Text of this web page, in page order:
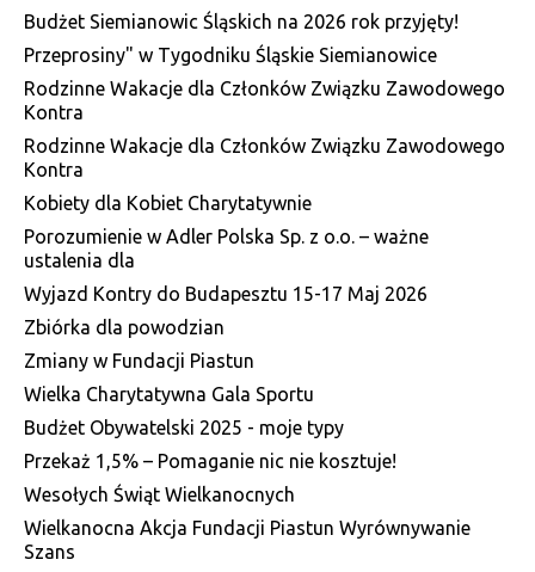
Budżet Siemianowic Śląskich na 2026 rok przyjęty!
Przeprosiny" w Tygodniku Śląskie Siemianowice
Rodzinne Wakacje dla Członków Związku Zawodowego
Kontra
Rodzinne Wakacje dla Członków Związku Zawodowego
Kontra
Kobiety dla Kobiet Charytatywnie
Porozumienie w Adler Polska Sp. z o.o. – ważne
ustalenia dla
Wyjazd Kontry do Budapesztu 15-17 Maj 2026
Zbiórka dla powodzian
Zmiany w Fundacji Piastun
Wielka Charytatywna Gala Sportu
Budżet Obywatelski 2025 - moje typy
Przekaż 1,5% – Pomaganie nic nie kosztuje!
Wesołych Świąt Wielkanocnych
Wielkanocna Akcja Fundacji Piastun Wyrównywanie
Szans